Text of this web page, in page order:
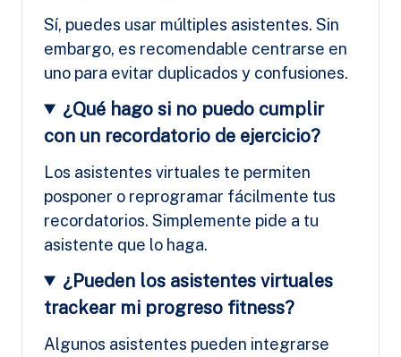
Sí, puedes usar múltiples asistentes. Sin
embargo, es recomendable centrarse en
uno para evitar duplicados y confusiones.
¿Qué hago si no puedo cumplir
con un recordatorio de ejercicio?
Los asistentes virtuales te permiten
posponer o reprogramar fácilmente tus
recordatorios. Simplemente pide a tu
asistente que lo haga.
¿Pueden los asistentes virtuales
trackear mi progreso fitness?
Algunos asistentes pueden integrarse